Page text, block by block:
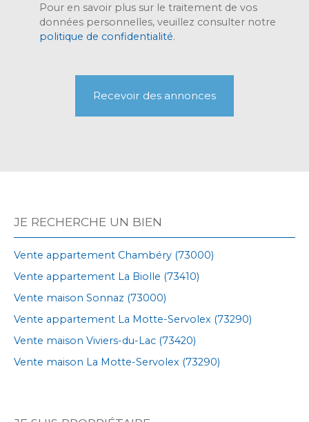
Pour en savoir plus sur le traitement de vos
données personnelles, veuillez consulter notre
politique de confidentialité.
Recevoir des annonces
JE RECHERCHE UN BIEN
Vente appartement Chambéry (73000)
Vente appartement La Biolle (73410)
Vente maison Sonnaz (73000)
Vente appartement La Motte-Servolex (73290)
Vente maison Viviers-du-Lac (73420)
Vente maison La Motte-Servolex (73290)